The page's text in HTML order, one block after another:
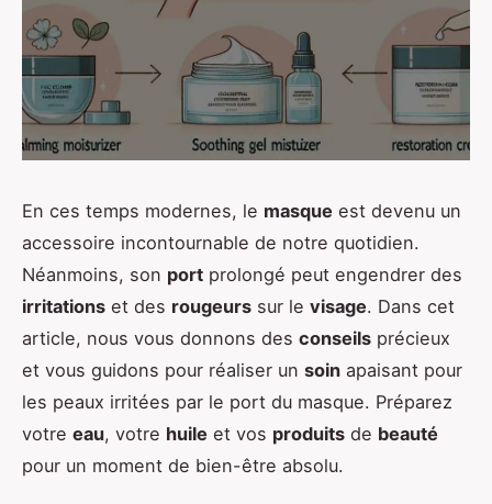
En ces temps modernes, le masque est devenu un
accessoire incontournable de notre quotidien.
Néanmoins, son port prolongé peut engendrer des
irritations et des rougeurs sur le visage. Dans cet
article, nous vous donnons des conseils précieux
et vous guidons pour réaliser un soin apaisant pour
les peaux irritées par le port du masque. Préparez
votre eau, votre huile et vos produits de beauté
pour un moment de bien-être absolu.